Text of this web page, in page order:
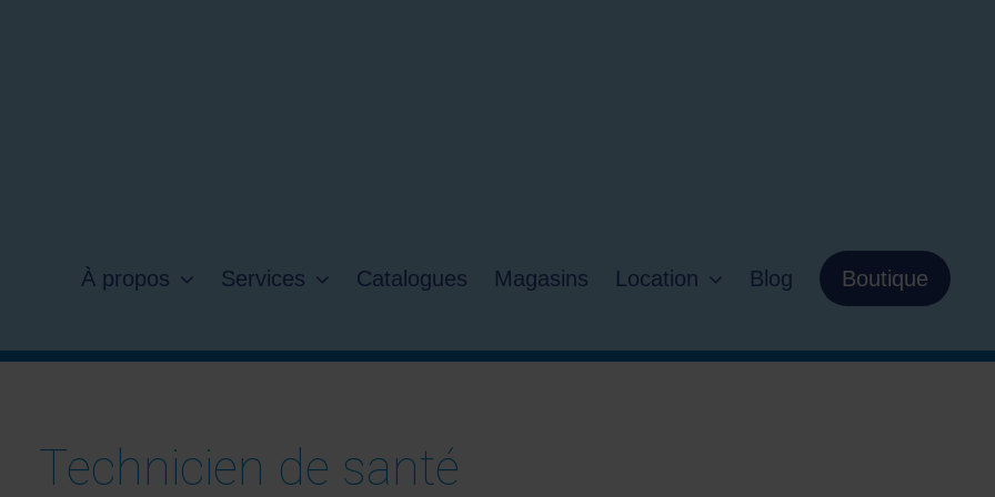
À propos Services Catalogues Magasins Location Blog Boutique
Technicien de santé